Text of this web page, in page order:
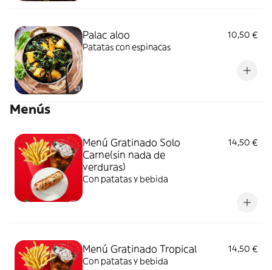
Palac aloo
10,50 €
Patatas con espinacas
Menús
Menú Gratinado Solo
Carne(sin nada de
verduras)
14,50 €
Con patatas y bebida
Menú Gratinado Tropical
14,50 €
Con patatas y bebida